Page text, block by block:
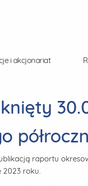
i akcjonariat
raportu
2023 roku.